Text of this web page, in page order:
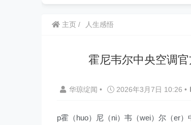
主页 人生感悟
霍尼韦尔中央空调
华琼绽闻 • 2026年3月7日 10:26 •
p霍（huo）尼（ni）韦（wei）尔（er